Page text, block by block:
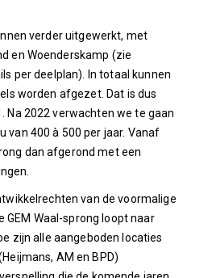
verder uitgewerkt, met
en Woenderskamp (zie
per deelplan). In totaal kunnen
worden afgezet. Dat is dus
Na 2022 verwachten we te gaan
van 400 à 500 per jaar. Vanaf
dan afgerond met een
van de voormalige
GEM Waal-sprong loopt naar
zijn alle aangeboden locaties
AM en BPD)